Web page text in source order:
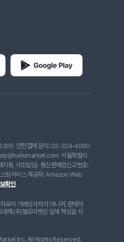
안전결제 문의: 02-324-4090
서울특별시
동, 사조빌딩) 통신판매업신고번호:
스팅서비스 제공자: Amazon Web
확인
로서 거래당사자가 아니며, 판매자
해 (주)헬로마켓은 일체 책임을 지
Inc. All Rights Reserved.